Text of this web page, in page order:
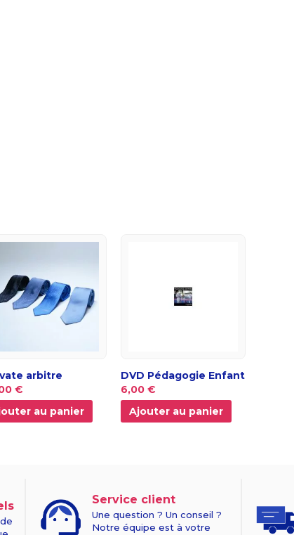
arbitre
€
au panier
DVD Pédagogie Enfant
6,00 €
Ajouter au panier
Service client
Une question ? Un conseil ?
Notre équipe est à votre